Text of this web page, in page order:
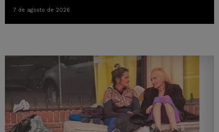
7 de agosto de 2026